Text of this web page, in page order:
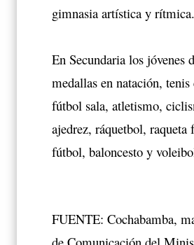
gimnasia artística y rítmica.
En Secundaria los jóvenes
medallas en natación, tenis
fútbol sala, atletismo,
ajedrez, ráquetbol, raqueta
fútbol, baloncesto y
FUENTE: Cochabamba,